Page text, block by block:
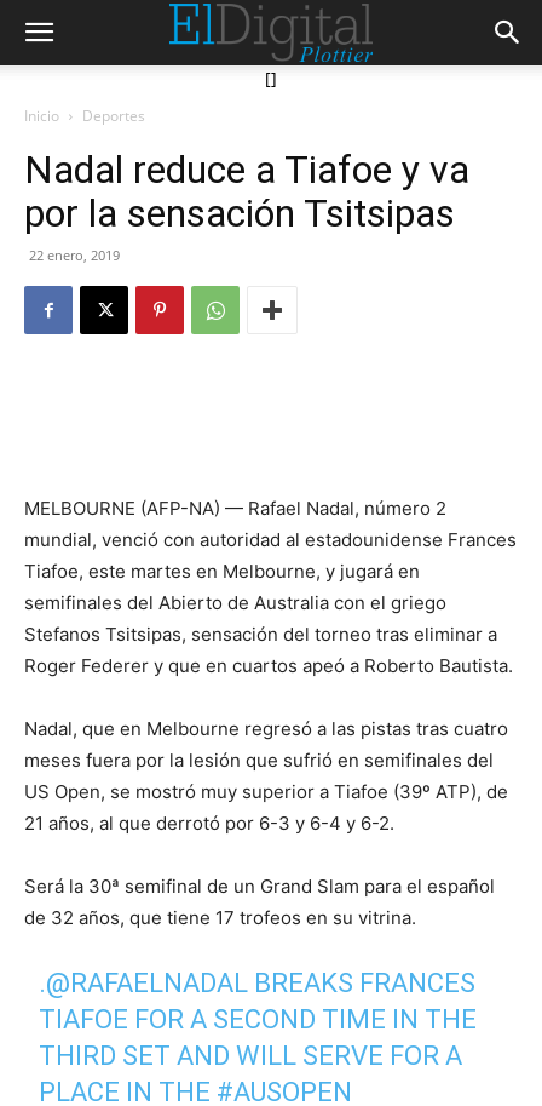
[]
Inicio Deportes
Nadal reduce a Tiafoe y va
por la sensación Tsitsipas
22 enero, 2019
MELBOURNE (AFP-NA) — Rafael Nadal, número 2
mundial, venció con autoridad al estadounidense Frances
Tiafoe, este martes en Melbourne, y jugará en
semifinales del Abierto de Australia con el griego
Stefanos Tsitsipas, sensación del torneo tras eliminar a
Roger Federer y que en cuartos apeó a Roberto Bautista.
Nadal, que en Melbourne regresó a las pistas tras cuatro
meses fuera por la lesión que sufrió en semifinales del
US Open, se mostró muy superior a Tiafoe (39º ATP), de
21 años, al que derrotó por 6-3 y 6-4 y 6-2.
Será la 30ª semifinal de un Grand Slam para el español
de 32 años, que tiene 17 trofeos en su vitrina.
.@RAFAELNADAL BREAKS FRANCES
TIAFOE FOR A SECOND TIME IN THE
THIRD SET AND WILL SERVE FOR A
PLACE IN THE #AUSOPEN